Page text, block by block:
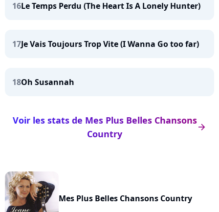
16Le Temps Perdu (The Heart Is A Lonely Hunter)
17Je Vais Toujours Trop Vite (I Wanna Go too far)
18Oh Susannah
arrow_right
Voir les stats de Mes Plus Belles Chansons
Country
Mes Plus Belles Chansons Country